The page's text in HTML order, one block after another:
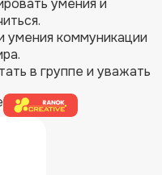
умения коммуникации
в группе и уважать